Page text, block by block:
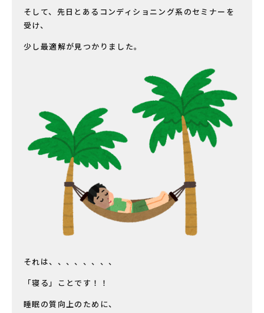
そして、先日とあるコンディショニング系のセミナーを
受け、
少し最適解が見つかりました。
それは、、、、、、、、
「寝る」ことです！！
睡眠の質向上のために、